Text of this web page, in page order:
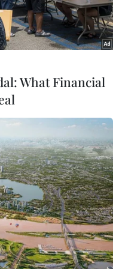
Iraq, ngày 11/6/2014.
về vấn đề khủng
định nguồn cung
nước Hồi giáo (IS)
hệ thống "tập trung
What Financial